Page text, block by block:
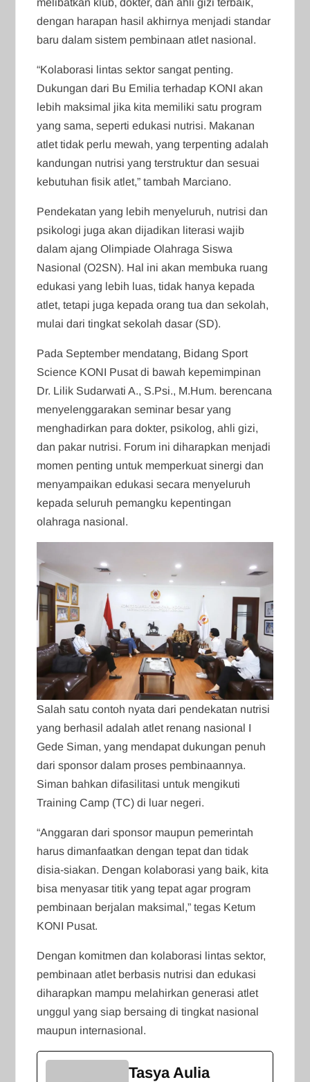
melibatkan klub, dokter, dan ahli gizi terbaik,
dengan harapan hasil akhirnya menjadi standar
baru dalam sistem pembinaan atlet nasional.
“Kolaborasi lintas sektor sangat penting.
Dukungan dari Bu Emilia terhadap KONI akan
lebih maksimal jika kita memiliki satu program
yang sama, seperti edukasi nutrisi. Makanan
atlet tidak perlu mewah, yang terpenting adalah
kandungan nutrisi yang terstruktur dan sesuai
kebutuhan fisik atlet,” tambah Marciano.
Pendekatan yang lebih menyeluruh, nutrisi dan
psikologi juga akan dijadikan literasi wajib
dalam ajang Olimpiade Olahraga Siswa
Nasional (O2SN). Hal ini akan membuka ruang
edukasi yang lebih luas, tidak hanya kepada
atlet, tetapi juga kepada orang tua dan sekolah,
mulai dari tingkat sekolah dasar (SD).
Pada September mendatang, Bidang Sport
Science KONI Pusat di bawah kepemimpinan
Dr. Lilik Sudarwati A., S.Psi., M.Hum. berencana
menyelenggarakan seminar besar yang
menghadirkan para dokter, psikolog, ahli gizi,
dan pakar nutrisi. Forum ini diharapkan menjadi
momen penting untuk memperkuat sinergi dan
menyampaikan edukasi secara menyeluruh
kepada seluruh pemangku kepentingan
olahraga nasional.
Salah satu contoh nyata dari pendekatan nutrisi
yang berhasil adalah atlet renang nasional I
Gede Siman, yang mendapat dukungan penuh
dari sponsor dalam proses pembinaannya.
Siman bahkan difasilitasi untuk mengikuti
Training Camp (TC) di luar negeri.
“Anggaran dari sponsor maupun pemerintah
harus dimanfaatkan dengan tepat dan tidak
disia-siakan. Dengan kolaborasi yang baik, kita
bisa menyasar titik yang tepat agar program
pembinaan berjalan maksimal,” tegas Ketum
KONI Pusat.
Dengan komitmen dan kolaborasi lintas sektor,
pembinaan atlet berbasis nutrisi dan edukasi
diharapkan mampu melahirkan generasi atlet
unggul yang siap bersaing di tingkat nasional
maupun internasional.
Tasya Aulia